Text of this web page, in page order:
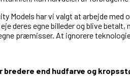
Models har vi valgt at arbejde
deres egne billeder og blive
præmisser. At ignorere
bredere end hudfarve og